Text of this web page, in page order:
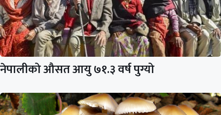
नेपालीको औसत आयु ७१.३ वर्ष पुग्यो